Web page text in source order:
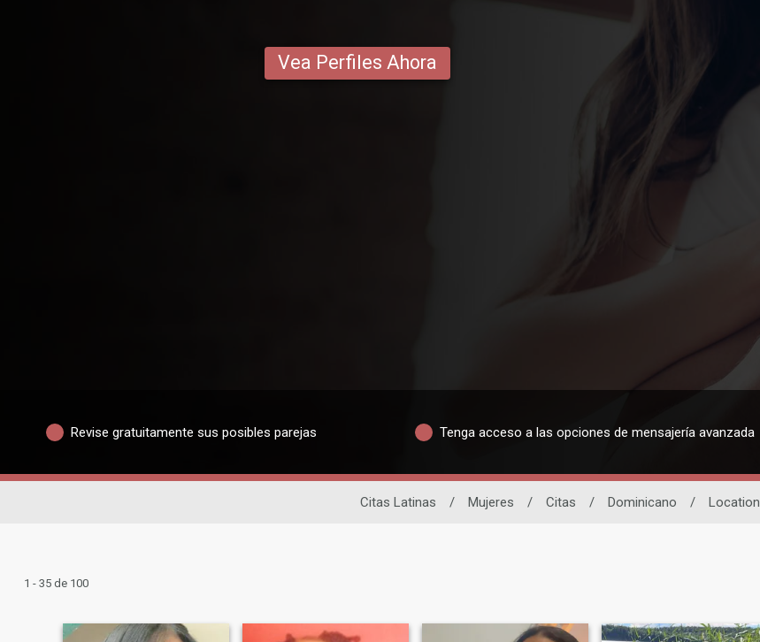
Vea Perfiles Ahora
Revise gratuitamente sus posibles parejas Tenga acceso a las opciones de mensajería avanzada
Citas Latinas / Mujeres / Citas / Dominicano / Location
1 - 35 de 100